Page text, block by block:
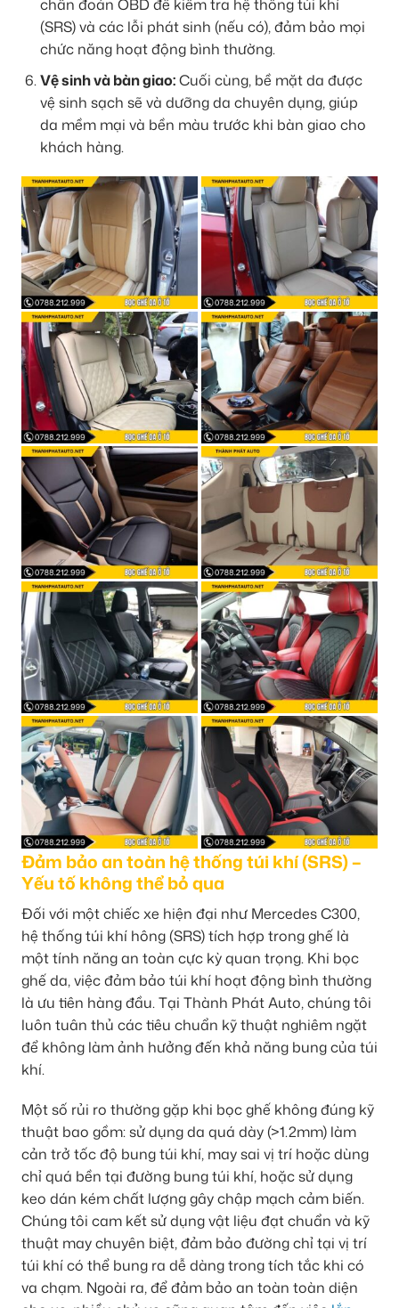
chẩn đoán OBD để kiểm tra hệ thống túi khí
(SRS) và các lỗi phát sinh (nếu có), đảm bảo mọi
chức năng hoạt động bình thường.
Vệ sinh và bàn giao:Cuối cùng, bề mặt da được
vệ sinh sạch sẽ và dưỡng da chuyên dụng, giúp
da mềm mại và bền màu trước khi bàn giao cho
khách hàng.
Đảm bảo an toàn hệ thống túi khí (SRS) –
Yếu tố không thể bỏ qua
Đối với một chiếc xe hiện đại như Mercedes C300,
hệ thống túi khí hông (SRS) tích hợp trong ghế là
một tính năng an toàn cực kỳ quan trọng. Khi bọc
ghế da, việc đảm bảo túi khí hoạt động bình thường
là ưu tiên hàng đầu. Tại Thành Phát Auto, chúng tôi
luôn tuân thủ các tiêu chuẩn kỹ thuật nghiêm ngặt
để không làm ảnh hưởng đến khả năng bung của túi
khí.
Một số rủi ro thường gặp khi bọc ghế không đúng kỹ
thuật bao gồm: sử dụng da quá dày (>1.2mm) làm
cản trở tốc độ bung túi khí, may sai vị trí hoặc dùng
chỉ quá bền tại đường bung túi khí, hoặc sử dụng
keo dán kém chất lượng gây chập mạch cảm biến.
Chúng tôi cam kết sử dụng vật liệu đạt chuẩn và kỹ
thuật may chuyên biệt, đảm bảo đường chỉ tại vị trí
túi khí có thể bung ra dễ dàng trong tích tắc khi có
va chạm. Ngoài ra, để đảm bảo an toàn toàn diện